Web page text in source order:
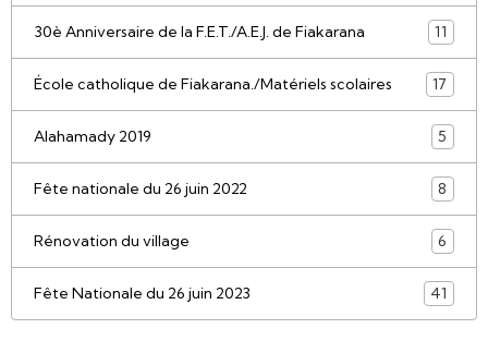
30è Anniversaire de la F.E.T./A.E.J. de Fiakarana 11
École catholique de Fiakarana./Matériels scolaires 17
Alahamady 2019 5
Fête nationale du 26 juin 2022 8
Rénovation du village 6
Fête Nationale du 26 juin 2023 41